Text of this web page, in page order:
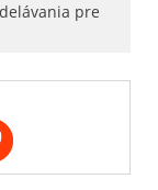
pre